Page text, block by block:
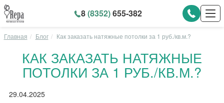
8(8352)655-382
Главная Блог Как заказать натяжные потолки за 1 руб./кв.м.?
КАК ЗАКАЗАТЬ НАТЯЖНЫЕ
ПОТОЛКИ ЗА 1 РУБ./КВ.М.?
29.04.2025